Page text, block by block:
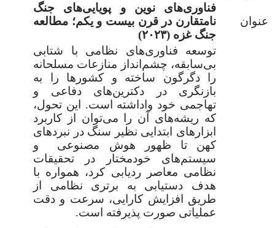
عدد
عنوان
فناوری‌های نوین و پویایی‌های جنگ
نامتقارن در قرن بیست و یکم؛ مطالعه
جنگ غزه (۲۰۲۳)
توسعه فناوری‌های نظامی با شتابی
بی‌سابقه، چشم‌انداز منازعات مسلحانه
را دگرگون ساخته و کشورها را به
بازنگری در دکترین‌های دفاعی و
تهاجمی خود واداشته است. این تحول،
که ریشه‌های آن را می‌توان از کاربرد
ابزارهای ابتدایی نظیر سنگ در نبردهای
کهن تا ظهور هوش مصنوعی و
سیستم‌های خودمختار در تحقیقات
نظامی معاصر ردیابی کرد، همواره با
هدف دستیابی به برتری نظامی از
طریق افزایش کارایی، سرعت و دقت
عملیاتی صورت پذیرفته است.